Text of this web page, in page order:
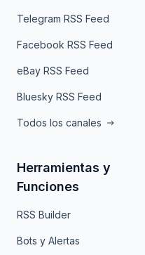
Telegram RSS Feed
Facebook RSS Feed
eBay RSS Feed
Bluesky RSS Feed
Todos los canales
Herramientas y
Funciones
RSS Builder
Bots y Alertas